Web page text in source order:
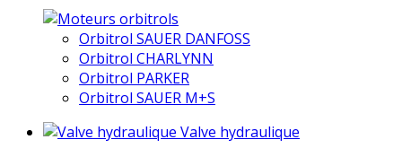
Orbitrol SAUER DANFOSS
Orbitrol CHARLYNN
Orbitrol PARKER
Orbitrol SAUER M+S
Valve hydraulique